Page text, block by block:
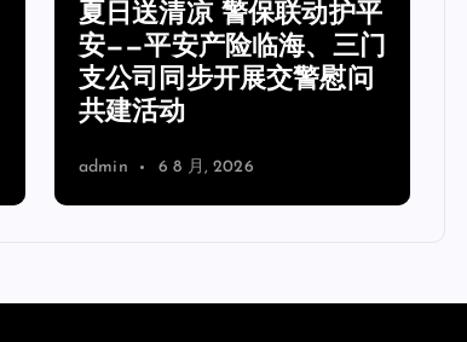
夏日送清凉 警保联动护平
安——平安产险临海、三门
支公司同步开展交警慰问
共建活动
admin 6 8 月, 2026